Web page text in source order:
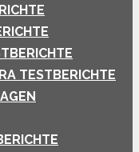
TESTBERICHTE